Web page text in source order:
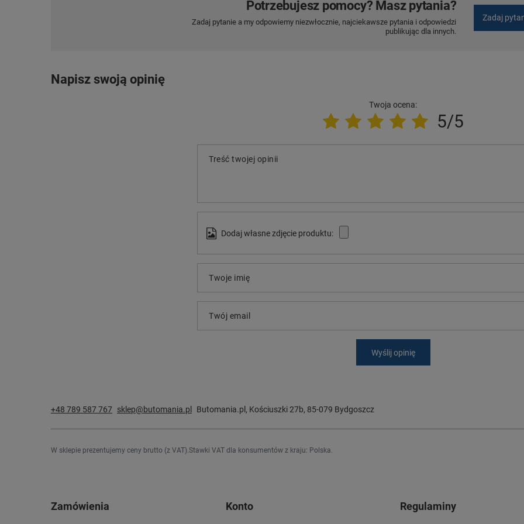
Potrzebujesz pomocy? Masz pytania?
Zadaj pytanie a my odpowiemy niezwłocznie, najciekawsze pytania i odpowiedzi
publikując dla innych.
Zadaj
Napisz swoją opinię
Twoja ocena:
5/5
Treść twojej opinii
Dodaj własne zdjęcie produktu:
Twoje imię
Twój email
Wyślij opinię
+48 789 587 767 sklep@butomania.pl Butomania.pl , Kościuszki 27b, 85-079 Bydgoszcz
W sklepie prezentujemy ceny brutto (z VAT). Stawki VAT dla konsumentów z kraju: Polska
Zamówienia Konto Regulaminy